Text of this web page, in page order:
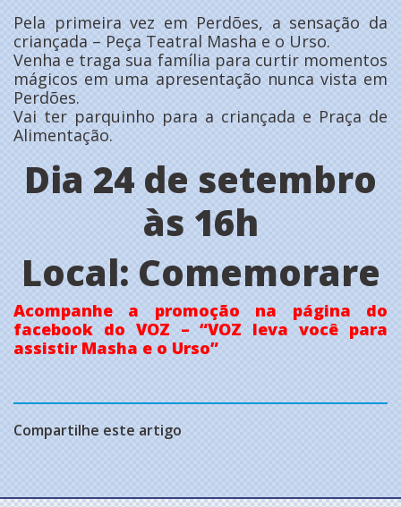
Pela primeira vez em Perdões, a sensação da
criançada – Peça Teatral Masha e o Urso.
Venha e traga sua família para curtir momentos
mágicos em uma apresentação nunca vista em
Perdões.
Vai ter parquinho para a criançada e Praça de
Alimentação.
Dia 24 de setembro
às 16h
Local: Comemorare
Acompanhe a promoção na página do
facebook do VOZ – “VOZ leva você para
assistir Masha e o Urso”
Compartilhe este artigo